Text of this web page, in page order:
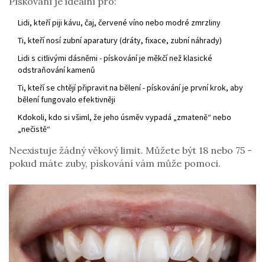
Lidi, kteří piji kávu, čaj, červené víno nebo modré zmrzliny
Ti, kteří nosí zubní aparatury (dráty, fixace, zubní náhrady)
Lidi s citlivými dásněmi - pískování je měkčí než klasické
odstraňování kamenů
Ti, kteří se chtějí připravit na bělení - pískování je první krok, aby
bělení fungovalo efektivněji
Kdokoli, kdo si všiml, že jeho úsměv vypadá „zmateně“ nebo
„nečistě“
Neexistuje žádný věkový limit. Můžete být 18 nebo 75 -
pokud máte zuby, pískování vám může pomoci.